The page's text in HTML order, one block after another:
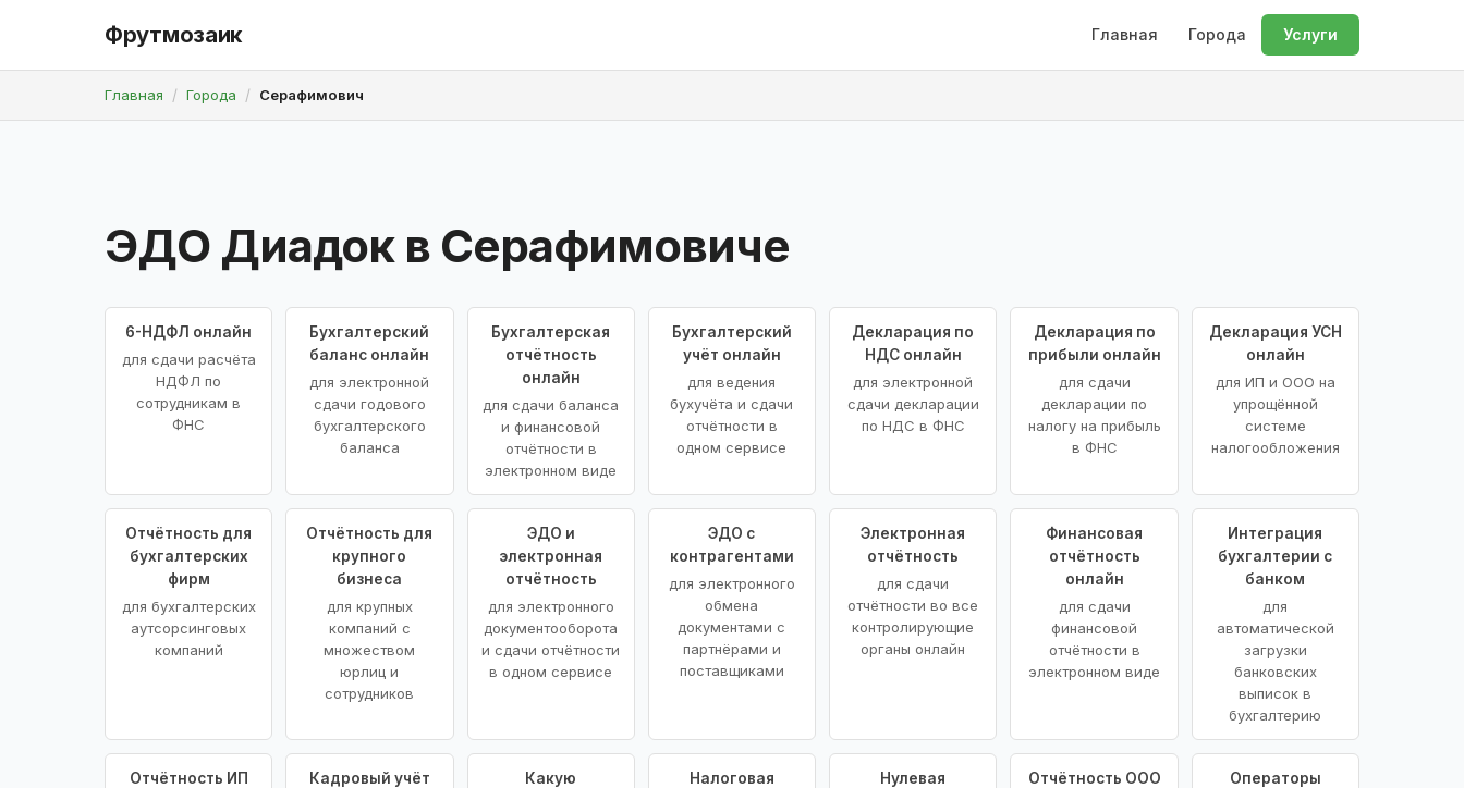
Фрутмозаик Главная Города Услуги
Главная Города Серафимович
ЭДО Диадок в Серафимовиче
6-НДФЛ онлайн
для сдачи расчёта
НДФЛ по
сотрудникам в
ФНС
Бухгалтерский
баланс онлайн
для электронной
сдачи годового
бухгалтерского
баланса
Бухгалтерская
отчётность
онлайн
для сдачи баланса
и финансовой
отчётности в
электронном виде
Бухгалтерский
учёт онлайн
для ведения
бухучёта и сдачи
отчётности в
одном сервисе
Декларация по
НДС онлайн
для электронной
сдачи декларации
по НДС в ФНС
Декларация по
прибыли онлайн
для сдачи
декларации по
налогу на прибыль
в ФНС
Декларация УСН
онлайн
для ИП и ООО на
упрощённой
системе
налогообложения
Отчётность для
бухгалтерских
фирм
для бухгалтерских
аутсорсинговых
компаний
Отчётность для
крупного
бизнеса
для крупных
компаний с
множеством
юрлиц и
сотрудников
ЭДО и
электронная
отчётность
для электронного
документооборота
и сдачи отчётности
в одном сервисе
ЭДО с
контрагентами
для электронного
обмена
документами с
партнёрами и
поставщиками
Электронная
отчётность
для сдачи
отчётности во все
контролирующие
органы онлайн
Финансовая
отчётность
онлайн
для сдачи
финансовой
отчётности в
электронном виде
Интеграция
бухгалтерии с
банком
для
автоматической
загрузки
банковских
выписок в
бухгалтерию
Отчётность ИП
Кадровый учёт
Какую
Налоговая
Нулевая
Отчётность ООО
Операторы